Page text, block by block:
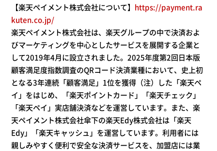
【楽天ペイメント株式会社について】 https://payment.ra
kuten.co.jp/
楽天ペイメント株式会社は、楽天グループの中で決済およ
びマーケティングを中心としたサービスを展開する企業と
して2019年4月に設立されました。2025年度第2回日本版
顧客満足度指数調査のQRコード決済業種において、史上初
となる3年連続「顧客満足」1位を獲得（注）した「楽天ペ
イ」をはじめ、「楽天ポイントカード」「楽天チェック」
「楽天ペイ」実店舗決済などを運営しています。また、楽
天ペイメント株式会社傘下の楽天Edy株式会社は「楽天
Edy」「楽天キャッシュ」を運営しています。利用者には
親しみやすく便利で安全な決済サービスを、加盟店には業